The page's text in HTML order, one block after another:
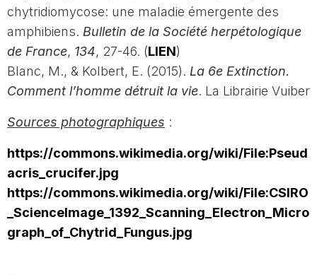
chytridiomycose: une maladie émergente des
amphibiens. Bulletin de la Société herpétologique
de France, 134, 27-46. (LIEN)
Blanc, M., & Kolbert, E. (2015). La 6e Extinction.
Comment l’homme détruit la vie. La Librairie Vuiber
Sources photographiques :
https://commons.wikimedia.org/wiki/File:Pseud
acris_crucifer.jpg
https://commons.wikimedia.org/wiki/File:CSIRO
_ScienceImage_1392_Scanning_Electron_Micro
graph_of_Chytrid_Fungus.jpg